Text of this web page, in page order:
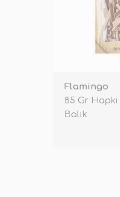
Flamingo
85 Gr
Balık